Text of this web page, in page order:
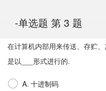
-单选题 第 3 题
在计算机内部用来传送、存贮
是以___形式进行的.
A. 十进制码